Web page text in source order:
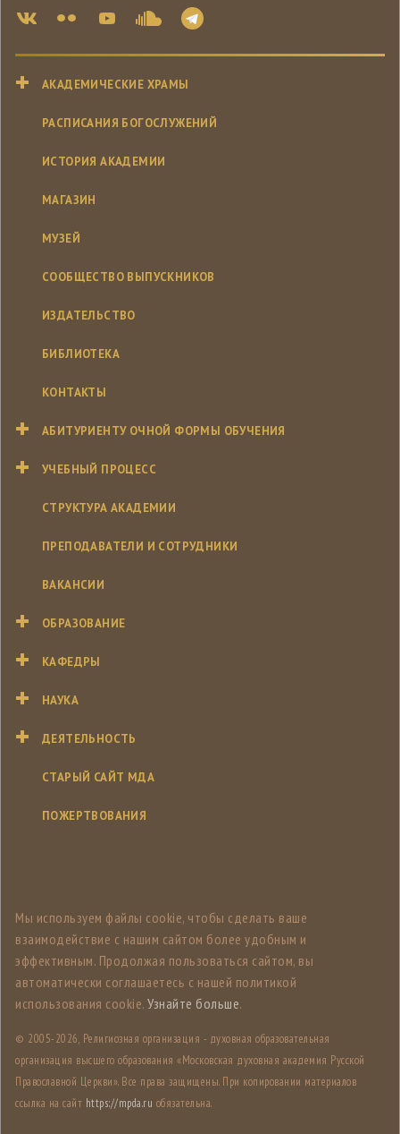
АКАДЕМИЧЕСКИЕ ХРАМЫ
РАСПИСАНИЯ БОГОСЛУЖЕНИЙ
ИСТОРИЯ АКАДЕМИИ
МАГАЗИН
МУЗЕЙ
СООБЩЕСТВО ВЫПУСКНИКОВ
ИЗДАТЕЛЬСТВО
БИБЛИОТЕКА
КОНТАКТЫ
АБИТУРИЕНТУ ОЧНОЙ ФОРМЫ ОБУЧЕНИЯ
УЧЕБНЫЙ ПРОЦЕСС
СТРУКТУРА АКАДЕМИИ
ПРЕПОДАВАТЕЛИ И СОТРУДНИКИ
ВАКАНСИИ
ОБРАЗОВАНИЕ
КАФЕДРЫ
НАУКА
ДЕЯТЕЛЬНОСТЬ
СТАРЫЙ САЙТ МДА
ПОЖЕРТВОВАНИЯ
Мы используем файлы cookie, чтобы сделать ваше
взаимодействие с нашим сайтом более удобным и
эффективным. Продолжая пользоваться сайтом, вы
автоматически соглашаетесь с нашей политикой
использования cookie. Узнайте больше.
© 2005-2026, Религиозная организация - духовная образовательная
организация высшего образования «Московская духовная академия Русской
Православной Церкви». Все права защищены. При копировании материалов
ссылка на сайт https://mpda.ru обязательна.